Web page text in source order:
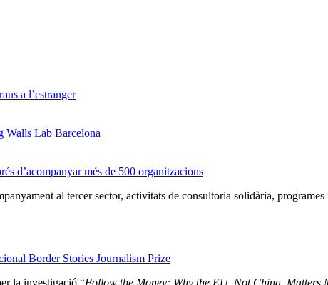
a l’estranger
Walls Lab Barcelona
d’acompanyar més de 500 organitzacions
al tercer sector, activitats de consultoria solidària,
Border Stories Journalism Prize